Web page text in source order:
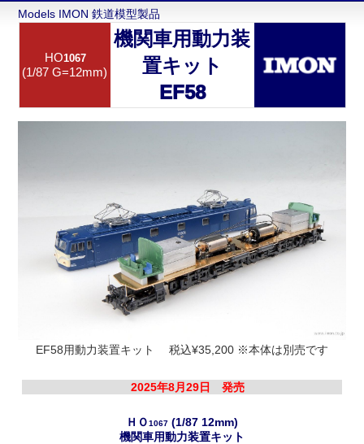
Models IMON 鉄道模型製品
HO1067
(1/87 G=12mm)
機関車用動力装
置キット
EF58
EF58用動力装置キット 税込¥35,200 ※本体は別売です
2025年8月29日 発売
ＨＯ1067 (1/87 12mm)
機関車用動力装置キット